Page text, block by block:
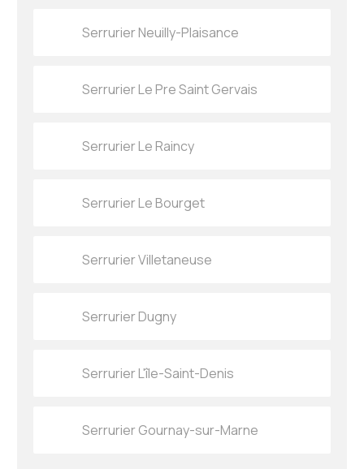
Serrurier Neuilly-Plaisance
Serrurier Le Pre Saint Gervais
Serrurier Le Raincy
Serrurier Le Bourget
Serrurier Villetaneuse
Serrurier Dugny
Serrurier L'île-Saint-Denis
Serrurier Gournay-sur-Marne